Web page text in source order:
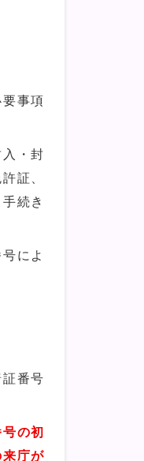
事項
・封
証、
続き
によ
番号
の初
庁が